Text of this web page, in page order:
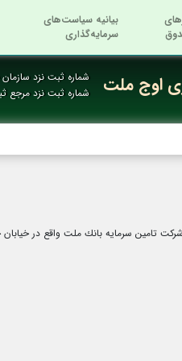
بیانیه سیاست‌های
سرمایه‌گذاری
اوج ملت شماره ثبت نزد سازمان
شماره ثبت نزد مرجع